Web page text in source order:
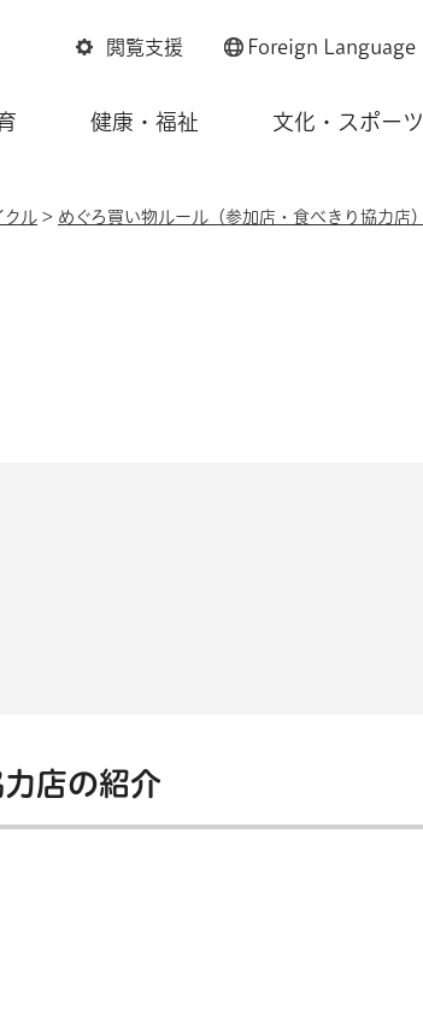
閲覧支援 Foreign Language
健康・福祉 文化・スポーツ
クル > めぐろ買い物ルール（参加店・食べきり協力店）
店の紹介